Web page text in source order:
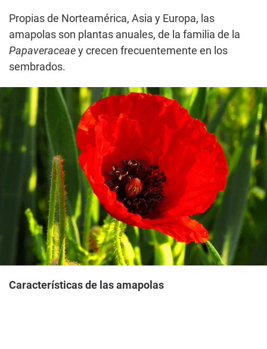
Propias de Norteamérica, Asia y Europa, las
amapolas son plantas anuales, de la familia de la
Papaveraceae y crecen frecuentemente en los
sembrados.
Características de las amapolas